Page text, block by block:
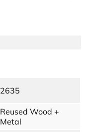
2635
Reused Wood +
Metal